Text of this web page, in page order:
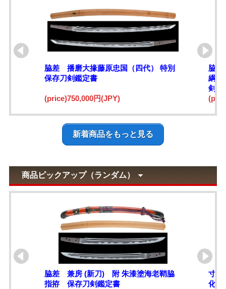
脇差 播磨大掾藤原忠国（四代） 特別
保存刀剣鑑定書
(price)750,000円(JPY)
脇
綱)
剣
新着商品をもっと見る
商品ピックアップ（ランダム）
脇差 兼房 (新刀) 附 朱漆塗海老鞘脇
指拵 保存刀剣鑑定書
寸
化